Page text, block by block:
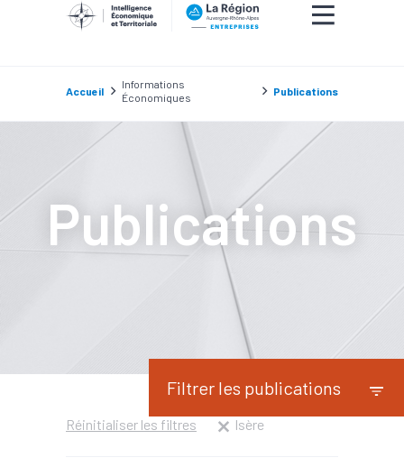
Accueil
Informations
Économiques
Publications
Publications
Filtrer les publications
Réinitialiser les filtres Isère